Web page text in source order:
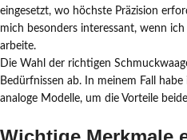
eingesetzt, wo höchste Präzision
mich besonders interessant, wenn
arbeite.
Die Wahl der richtigen
Bedürfnissen ab. In meinem Fall
analoge Modelle, um die Vorteile